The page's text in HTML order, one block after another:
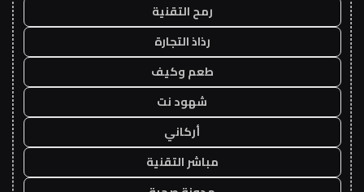
رمح التقنية
رذاذ التجارة
طعم وكيف
شهود نت
أركاني
مباشر التقنية